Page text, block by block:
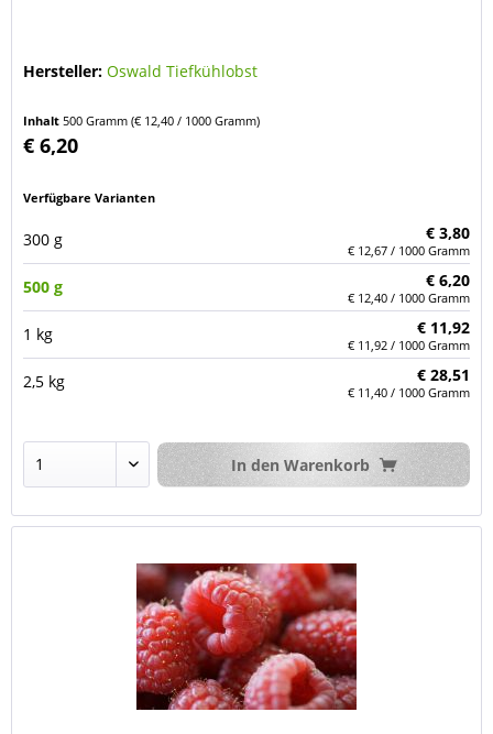
Hersteller: Oswald Tiefkühlobst
Inhalt 500 Gramm(€ 12,40 / 1000 Gramm)
€ 6,20
Verfügbare Varianten
300 g € 3,80
€ 12,67 / 1000 Gramm
500 g € 6,20
€ 12,40 / 1000 Gramm
1 kg € 11,92
€ 11,92 / 1000 Gramm
2,5 kg € 28,51
€ 11,40 / 1000 Gramm
In den Warenkorb